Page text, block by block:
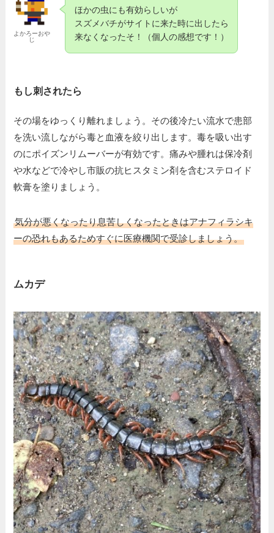
よかろーおや
じ
ほかの虫にも有効らしいが
スズメバチがサイトに来た時に出したら
来なくなったそ！（個人の感想です！）
もし刺されたら
その場をゆっくり離れましょう。その後冷たい流水で患部
を洗い流しながら毒と血液を絞り出します。毒を吸い出す
のにポイズンリムーバーが有効です。痛みや腫れは保冷剤
や水などで冷やし市販の抗ヒスタミン剤を含むステロイド
軟膏を塗りましょう。
気分が悪くなったり息苦しくなったときはアナフィラシキ
ーの恐れもあるためすぐに医療機関で受診しましょう。
ムカデ